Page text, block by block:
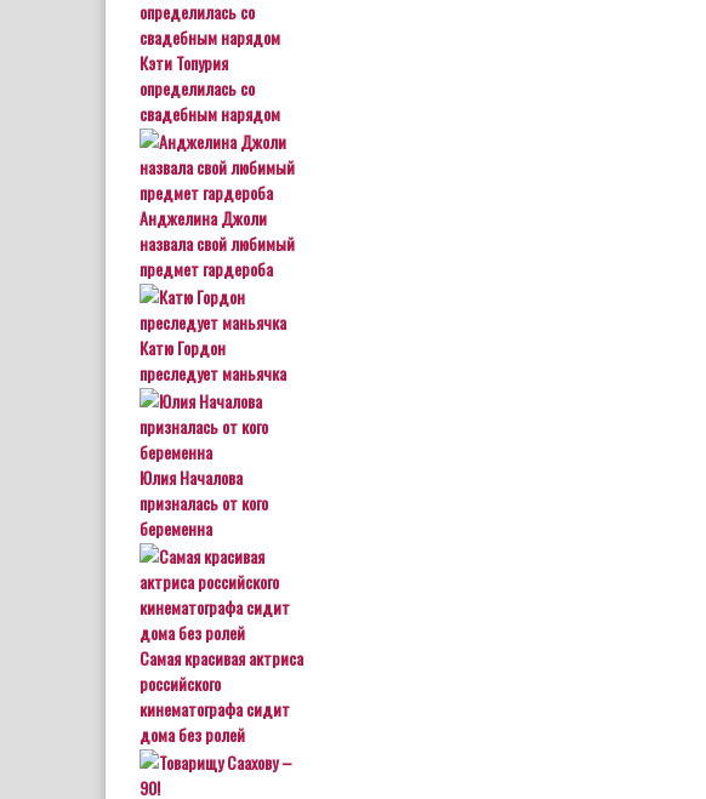
Кэти Топурия
определилась со
свадебным нарядом
Анджелина Джоли
назвала свой любимый
предмет гардероба
Катю Гордон
преследует маньячка
Юлия Началова
призналась от кого
беременна
Самая красивая актриса
российского
кинематографа сидит
дома без ролей